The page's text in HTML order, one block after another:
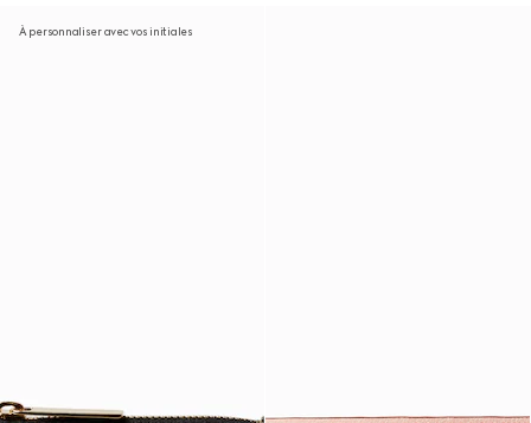
À personnaliser avec vos initiales